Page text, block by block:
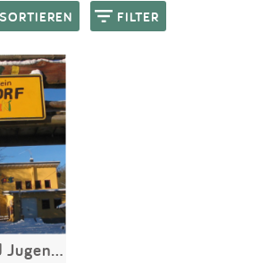
Anmelden
SORTIEREN FILTER
SPIELGERÄTE
aki Kinder- und Jugendzentrum